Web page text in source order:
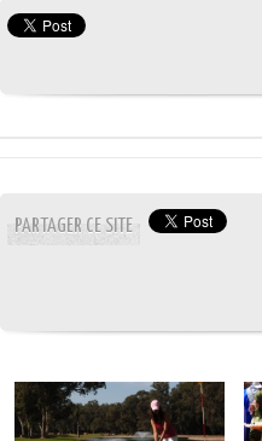
PARTAGER CE SITE